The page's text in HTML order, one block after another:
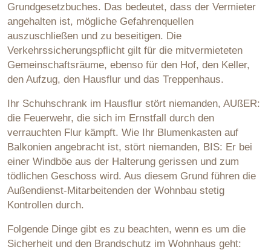
Grundgesetzbuches. Das bedeutet, dass der Vermieter
angehalten ist, mögliche Gefahrenquellen
auszuschließen und zu beseitigen. Die
Verkehrssicherungspflicht gilt für die mitvermieteten
Gemeinschaftsräume, ebenso für den Hof, den Keller,
den Aufzug, den Hausflur und das Treppenhaus.
Ihr Schuhschrank im Hausflur stört niemanden, AUßER:
die Feuerwehr, die sich im Ernstfall durch den
verrauchten Flur kämpft. Wie Ihr Blumenkasten auf
Balkonien angebracht ist, stört niemanden, BIS: Er bei
einer Windböe aus der Halterung gerissen und zum
tödlichen Geschoss wird. Aus diesem Grund führen die
Außendienst-Mitarbeitenden der Wohnbau stetig
Kontrollen durch.
Folgende Dinge gibt es zu beachten, wenn es um die
Sicherheit und den Brandschutz im Wohnhaus geht: